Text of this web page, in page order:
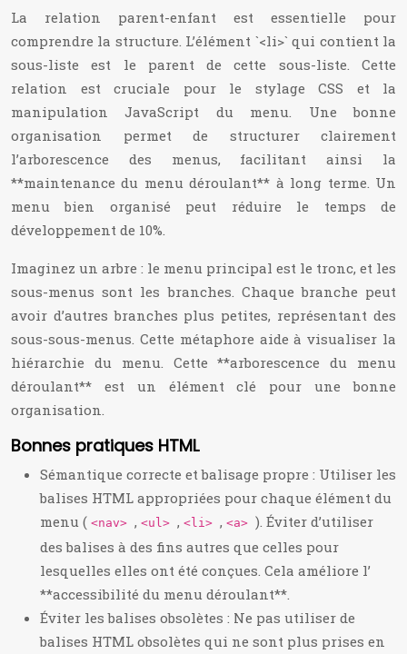
La relation parent-enfant est essentielle pour
comprendre la structure. L’élément `<li>` qui contient la
sous-liste est le parent de cette sous-liste. Cette
relation est cruciale pour le stylage CSS et la
manipulation JavaScript du menu. Une bonne
organisation permet de structurer clairement
l’arborescence des menus, facilitant ainsi la
**maintenance du menu déroulant** à long terme. Un
menu bien organisé peut réduire le temps de
développement de 10%.
Imaginez un arbre : le menu principal est le tronc, et les
sous-menus sont les branches. Chaque branche peut
avoir d’autres branches plus petites, représentant des
sous-sous-menus. Cette métaphore aide à visualiser la
hiérarchie du menu. Cette **arborescence du menu
déroulant** est un élément clé pour une bonne
organisation.
Bonnes pratiques HTML
Sémantique correcte et balisage propre : Utiliser les
balises HTML appropriées pour chaque élément du
menu ( <nav> , <ul> , <li> , <a> ). Éviter d’utiliser
des balises à des fins autres que celles pour
lesquelles elles ont été conçues. Cela améliore l’
**accessibilité du menu déroulant**.
Éviter les balises obsolètes : Ne pas utiliser de
balises HTML obsolètes qui ne sont plus prises en